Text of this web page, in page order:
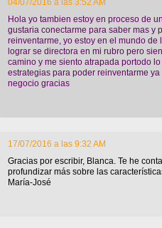
04/07/2016 a las 3:52 AM
Hola yo tambien estoy en proceso de
gustaria conectarme para saber mas y
reinventarme, yo estoy en el mundo
lograr se directora en mi rubro pero
camino y me siento atrapada portodo
estrategias para poder reinventarme
negocio gracias
17/07/2016 a las 9:32 AM
Gracias por escribir, Blanca. Te he
profundizar más sobre las
María-José